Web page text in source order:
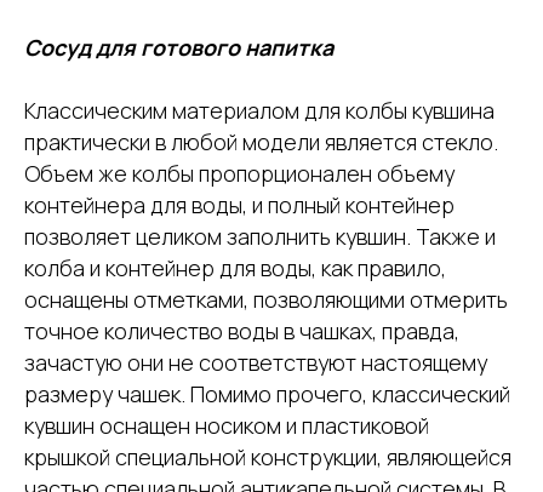
Сосуд для готового напитка
Классическим материалом для колбы кувшина
практически в любой модели является стекло.
Объем же колбы пропорционален объему
контейнера для воды, и полный контейнер
позволяет целиком заполнить кувшин. Также и
колба и контейнер для воды, как правило,
оснащены отметками, позволяющими отмерить
точное количество воды в чашках, правда,
зачастую они не соответствуют настоящему
размеру чашек. Помимо прочего, классический
кувшин оснащен носиком и пластиковой
крышкой специальной конструкции, являющейся